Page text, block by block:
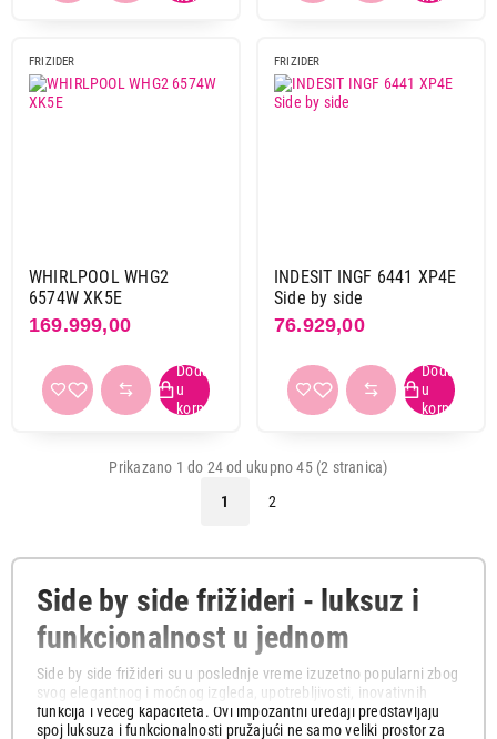
FRIZIDER
WHIRLPOOL WHG2
6574W XK5E
169.999,00
FRIZIDER
INDESIT INGF 6441 XP4E
Side by side
76.929,00
Prikazano 1 do 24 od ukupno 45 (2 stranica)
1
2
Side by side frižideri - luksuz i
funkcionalnost u jednom
Side by side frižideri su u poslednje vreme izuzetno popularni zbog
svog elegantnog i moćnog izgleda, upotrebljivosti, inovativnih
funkcija i većeg kapaciteta. Ovi impozantni uređaji predstavljaju
spoj luksuza i funkcionalnosti pružajući ne samo veliki prostor za